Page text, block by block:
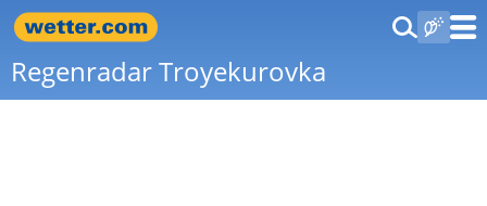
Regenradar Troyekurovka